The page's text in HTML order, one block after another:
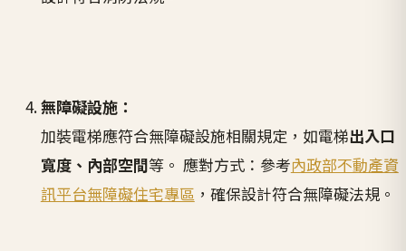
無障礙設施：
加裝電梯應符合無障礙設施相關規定，如電梯出入口
寬度、內部空間等。 應對方式：參考內政部不動產資
訊平台無障礙住宅專區，確保設計符合無障礙法規。